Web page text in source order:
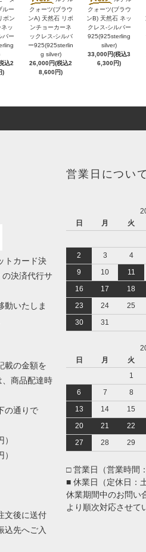
ルー
ボン
ッ
バー
込2
)
クォーツ(ブラウ
ンA) 天然石 リボ
ンチョーカーネ
ックレス-シルバ
ー925(925sterlin
g silver)
26,000円(税込2
8,600円)
クォーツ(ブラウ
ンB) 天然石 ネッ
クレス-シルバー
925(925sterling
silver)
33,000円(税込3
6,300円)
トカード決
決済代行サ
動いたしま
載の金額を
商品配達時
の通りで
）
文後に送付
込先へご入
営業日について
日
月 火
2
3 4
9
10 11
16
17 18
23
24 25
30
31
日
月 火
1
6
7 8
13
14 15
20
21 22
27
28 29
□ 営業日（営業時間
■ 休業日（定休日：
休業期間中のお問い
より順次対応させて